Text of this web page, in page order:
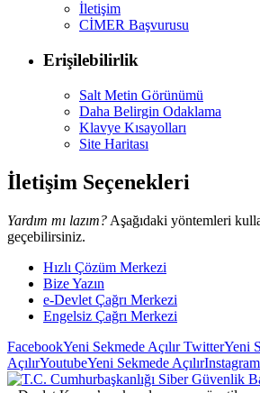
İletişim
CİMER Başvurusu
Erişilebilirlik
Salt Metin Görünümü
Daha Belirgin Odaklama
Klavye Kısayolları
Site Haritası
İletişim Seçenekleri
Yardım mı lazım? Aşağıdaki yöntemleri
geçebilirsiniz.
Hızlı Çözüm Merkezi
Bize Yazın
e-Devlet Çağrı Merkezi
Engelsiz Çağrı Merkezi
FacebookYeni Sekmede AçılırTwitterYeni
AçılırYoutubeYeni Sekmede AçılırInstagram